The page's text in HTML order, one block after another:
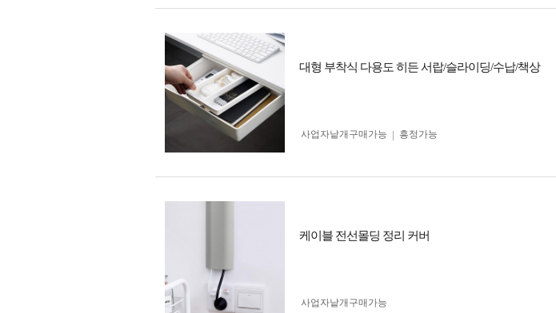
대형 부착식 다용도 히든 서랍/슬라이딩/수납/책상
사업자 낱개구매가능 흥정가능
케이블 전선몰딩 정리 커버
사업자 낱개구매가능